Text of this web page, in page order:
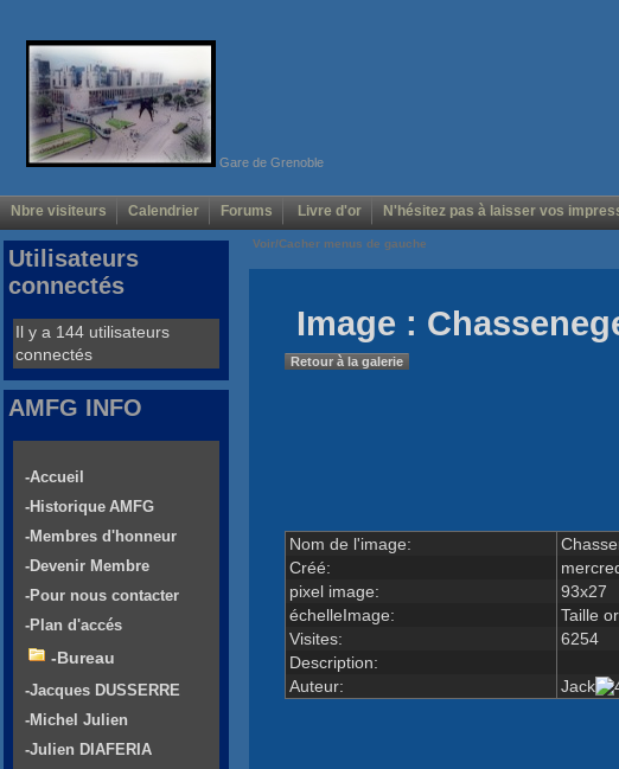
Gare de Grenoble
Nbre visiteurs Calendrier Forums Livre d'or N'hésitez pas à laisser vos
Voir/Cacher menus de gauche
Image :
Retour à la galerie
Nom de l'image:
Créé:
pixel image:
93x27
échelleImage:
Taille
Visites:
6254
Description:
Auteur:
Jack
Utilisateurs
connectés
Il y a 144 utilisateurs
connectés
AMFG INFO
-Accueil
-Historique AMFG
-Membres d'honneur
-Devenir Membre
-Pour nous contacter
-Plan d'accés
-Bureau
-Jacques DUSSERRE
-Michel Julien
-Julien DIAFERIA